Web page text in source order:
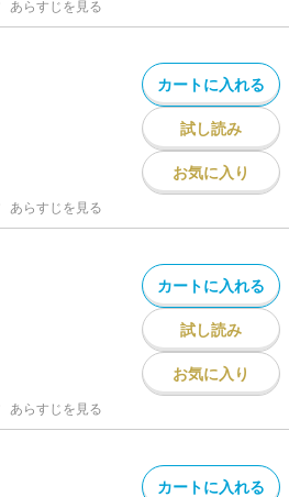
あらすじを見る
カートに入れる
試し読み
お気に入り
あらすじを見る
カートに入れる
試し読み
お気に入り
あらすじを見る
カートに入れる